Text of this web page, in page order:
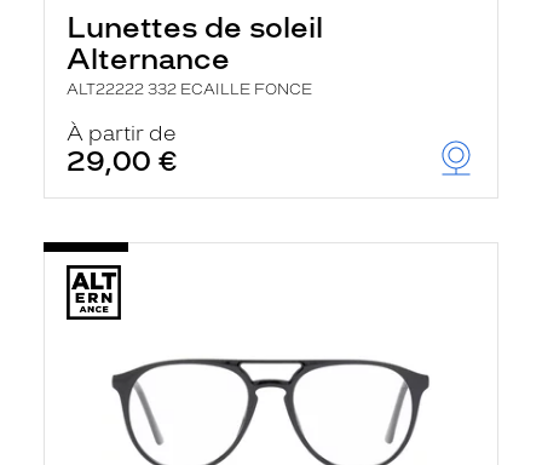
Lunettes de soleil
Alternance
ALT22222 332 ECAILLE FONCE
À partir de
29,00 €